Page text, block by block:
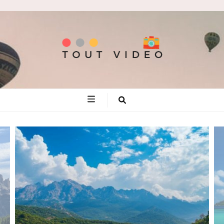
Tout video
Les meilleures adresses de voyage!